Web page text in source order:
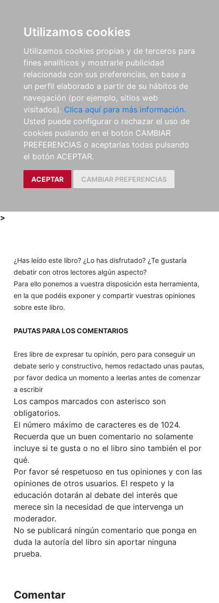
Utilizamos cookies
Utilizamos cookies propias y de terceros para
fines analíticos y mostrarle publicidad
relacionada con sus preferencias, en base a
un perfil elaborado a partir de su hábitos de
navegación (por ejemplo, sitios web
visitados). Clica aquí para más información.
Usted puede configurar o rechazar el uso de
cookies puslando en el botón CAMBIAR
PREFERENCIAS o aceptarlas todas pulsando
el botón ACEPTAR.
ACEPTAR CAMBIAR PREFERENCIAS
>
¿Has leído este libro? ¿Lo has disfrutado? ¿Te gustaría
debatir con otros lectores algún aspecto?
Para ello ponemos a vuestra disposición esta herramienta,
en la que podéis exponer y compartir vuestras opiniones
sobre este libro.
PAUTAS PARA LOS COMENTARIOS
Eres libre de expresar tu opinión, pero para conseguir un
debate serio y constructivo, hemos redactado unas pautas,
por favor dedica un momento a leerlas antes de comenzar
a escribir
Los campos marcados con asterisco son
obligatorios.
El número máximo de caracteres es de 1024.
Recuerda que un buen comentario no solamente
incluye si te gusta o no el libro sino también el por
qué.
Por favor sé respetuoso en tus opiniones y con las
opiniones de otros usuarios. El respeto y la
educación dotarán al debate del interés que
merece sin la necesidad de que intervenga un
moderador.
No se publicará ningún comentario que ponga en
duda la autoría del libro sin aportar ninguna
prueba.
Comentar